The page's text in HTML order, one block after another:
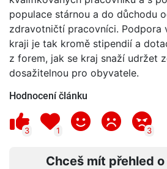
populace stárnou a do důchodu
zdravotničtí pracovníci. Podpora
kraji je tak kromě stipendií a
z forem, jak se kraj snaží udržet
dosažitelnou pro obyvatele.
Hodnocení článku
3 1 3
Chceš mít přehled